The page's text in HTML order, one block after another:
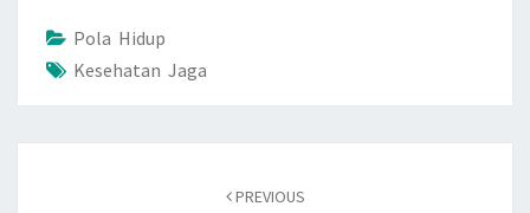
Pola Hidup
Kesehatan Jaga
PREVIOUS